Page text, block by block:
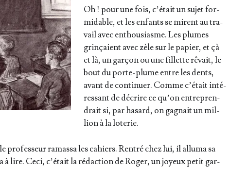
Oh ! pour une fois, c’é­tait un sujet for­
mi­dable, et les enfants se mirent au tra­
vail avec enthou­siasme. Les plumes
grin­çaient avec zèle sur le papier, et çà
et là, un gar­çon ou une fillette rêvait, le
bout du porte-plume entre les dents,
avant de conti­nuer. Comme c’é­tait inté­
res­sant de décrire ce qu’on entre­pren­
drait si, par hasard, on gagnait un mil­
lion à la loterie.
pro­fes­seur ramas­sa les cahiers. Ren­tré chez lui, il allu­ma sa
à lire. Ceci, c’é­tait la rédac­tion de Roger, un joyeux petit gar­